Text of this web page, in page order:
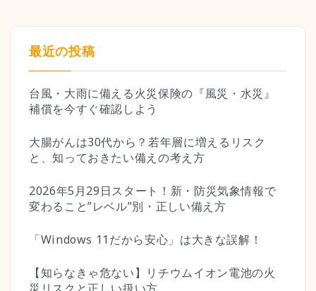
最近の投稿
台風・大雨に備える火災保険の『風災・水災』
補償を今すぐ確認しよう
大腸がんは30代から？若年層に増えるリスク
と、知っておきたい備えの考え方
2026年5月29日スタート！新・防災気象情報で
変わること”レベル”別・正しい備え方
「Windows 11だから安心」は大きな誤解！
【知らなきゃ危ない】リチウムイオン電池の火